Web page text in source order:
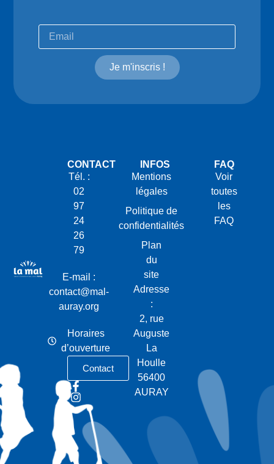
Je m'inscris !
CONTACT
Tél. :
02
97
24
26
79
E-mail :
contact@mal-
auray.org
Horaires
d’ouverture
Contact
INFOS
Mentions
légales
Politique de
confidentialités
Plan
du
site
Adresse
:
2, rue
Auguste
La
Houlle
56400
AURAY
FAQ
Voir
toutes
les
FAQ